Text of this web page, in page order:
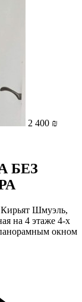
2 400 ₪
БЕЗ
Кирьят Шмуэль,
на 4 этаже 4-х
окном